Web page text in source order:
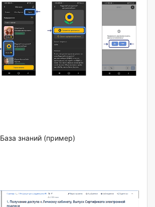
База знаний (пример)